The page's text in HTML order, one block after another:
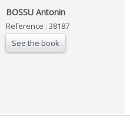
‎BOSSU Antonin‎
Reference : 38187
See the book